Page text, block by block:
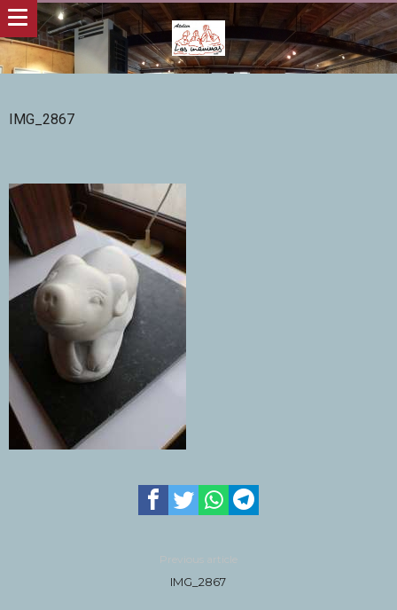
IMG_2867
Previous article
IMG_2867